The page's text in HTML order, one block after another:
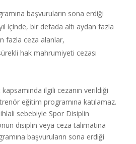
başvuruların sona erdiği
içinde, bir defada altı aydan fazla
fazla ceza alanlar,
hak mahrumiyeti cezası
ilgili cezanın verildiği
eğitim programına katılamaz.
sebebiyle Spor Disiplin
disiplin veya ceza talimatına
başvuruların sona erdiği